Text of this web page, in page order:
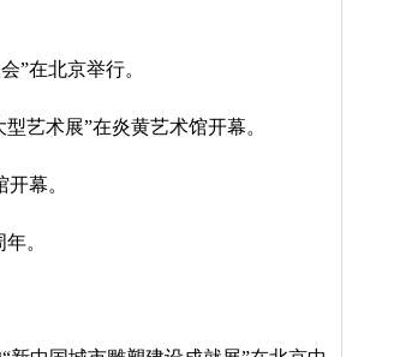
”在北京举行。
艺术展”在炎黄艺术馆开幕。
幕。
年。